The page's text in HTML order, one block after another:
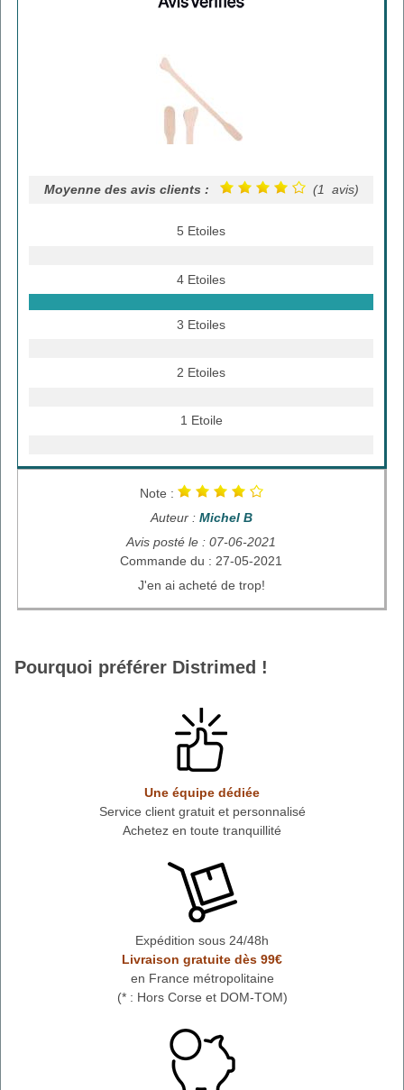
Moyenne des avis clients : (1 avis)
5 Etoiles
4 Etoiles
3 Etoiles
2 Etoiles
1 Etoile
Note :
Auteur : Michel B
Avis posté le : 07-06-2021
Commande du : 27-05-2021
J'en ai acheté de trop!
Pourquoi préférer Distrimed !
Une équipe dédiée
Service client gratuit et personnalisé
Achetez en toute tranquillité
Expédition sous 24/48h
Livraison gratuite dès 99€
en France métropolitaine
(* : Hors Corse et DOM-TOM)